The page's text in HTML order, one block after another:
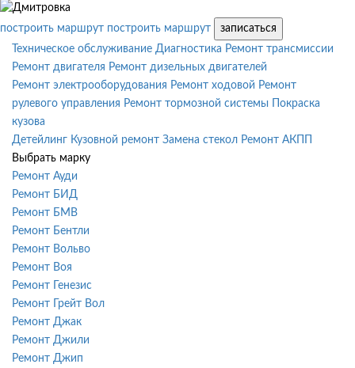
построить маршрут построить маршрут
записаться
Техническое обслуживание Диагностика Ремонт трансмиссии
Ремонт двигателя Ремонт дизельных двигателей
Ремонт электрооборудования Ремонт ходовой Ремонт
рулевого управления Ремонт тормозной системы
Покраска
кузова
Детейлинг Кузовной ремонт Замена стекол Ремонт АКПП
Выбрать марку
Ремонт Ауди
Ремонт БИД
Ремонт БМВ
Ремонт Бентли
Ремонт Вольво
Ремонт Воя
Ремонт Генезис
Ремонт Грейт Вол
Ремонт Джак
Ремонт Джили
Ремонт Джип